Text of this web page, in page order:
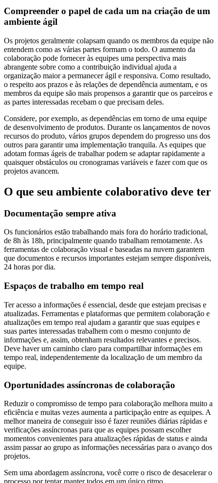
Compreender o papel de cada um na criação de um
ambiente ágil
Os projetos geralmente colapsam quando os membros da equipe não
entendem como as várias partes formam o todo. O aumento da
colaboração pode fornecer às equipes uma perspectiva mais
abrangente sobre como a contribuição individual ajuda a
organização maior a permanecer ágil e responsiva. Como resultado,
o respeito aos prazos e às relações de dependência aumentam, e os
membros da equipe são mais propensos a garantir que os parceiros e
as partes interessadas recebam o que precisam deles.
Considere, por exemplo, as dependências em torno de uma equipe
de desenvolvimento de produtos. Durante os lançamentos de novos
recursos do produto, vários grupos dependem do progresso uns dos
outros para garantir uma implementação tranquila. As equipes que
adotam formas ágeis de trabalhar podem se adaptar rapidamente a
quaisquer obstáculos ou cronogramas variáveis e fazer com que os
projetos avancem.
O que seu ambiente colaborativo deve ter
Documentação sempre ativa
Os funcionários estão trabalhando mais fora do horário tradicional,
de 8h às 18h, principalmente quando trabalham remotamente. As
ferramentas de colaboração visual e baseadas na nuvem garantem
que documentos e recursos importantes estejam sempre disponíveis,
24 horas por dia.
Espaços de trabalho em tempo real
Ter acesso a informações é essencial, desde que estejam precisas e
atualizadas. Ferramentas e plataformas que permitem colaboração e
atualizações em tempo real ajudam a garantir que suas equipes e
suas partes interessadas trabalhem com o mesmo conjunto de
informações e, assim, obtenham resultados relevantes e precisos.
Deve haver um caminho claro para compartilhar informações em
tempo real, independentemente da localização de um membro da
equipe.
Oportunidades assíncronas de colaboração
Reduzir o compromisso de tempo para colaboração melhora muito a
eficiência e muitas vezes aumenta a participação entre as equipes. A
melhor maneira de conseguir isso é fazer reuniões diárias rápidas e
verificações assíncronas para que as equipes possam escolher
momentos convenientes para atualizações rápidas de status e ainda
assim passar ao grupo as informações necessárias para o avanço dos
projetos.
Sem uma abordagem assíncrona, você corre o risco de desacelerar o